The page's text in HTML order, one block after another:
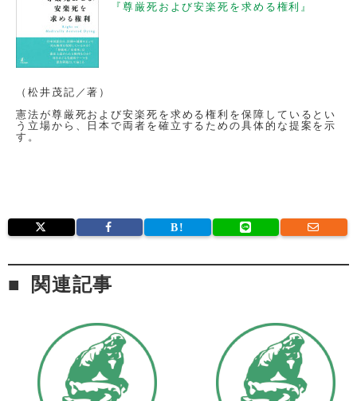
『尊厳死および安楽死を求める権利』
（松井茂記／著）
憲法が尊厳死および安楽死を求める権利を保障しているとい
う立場から、日本で両者を確立するための具体的な提案を示
す。
関連記事